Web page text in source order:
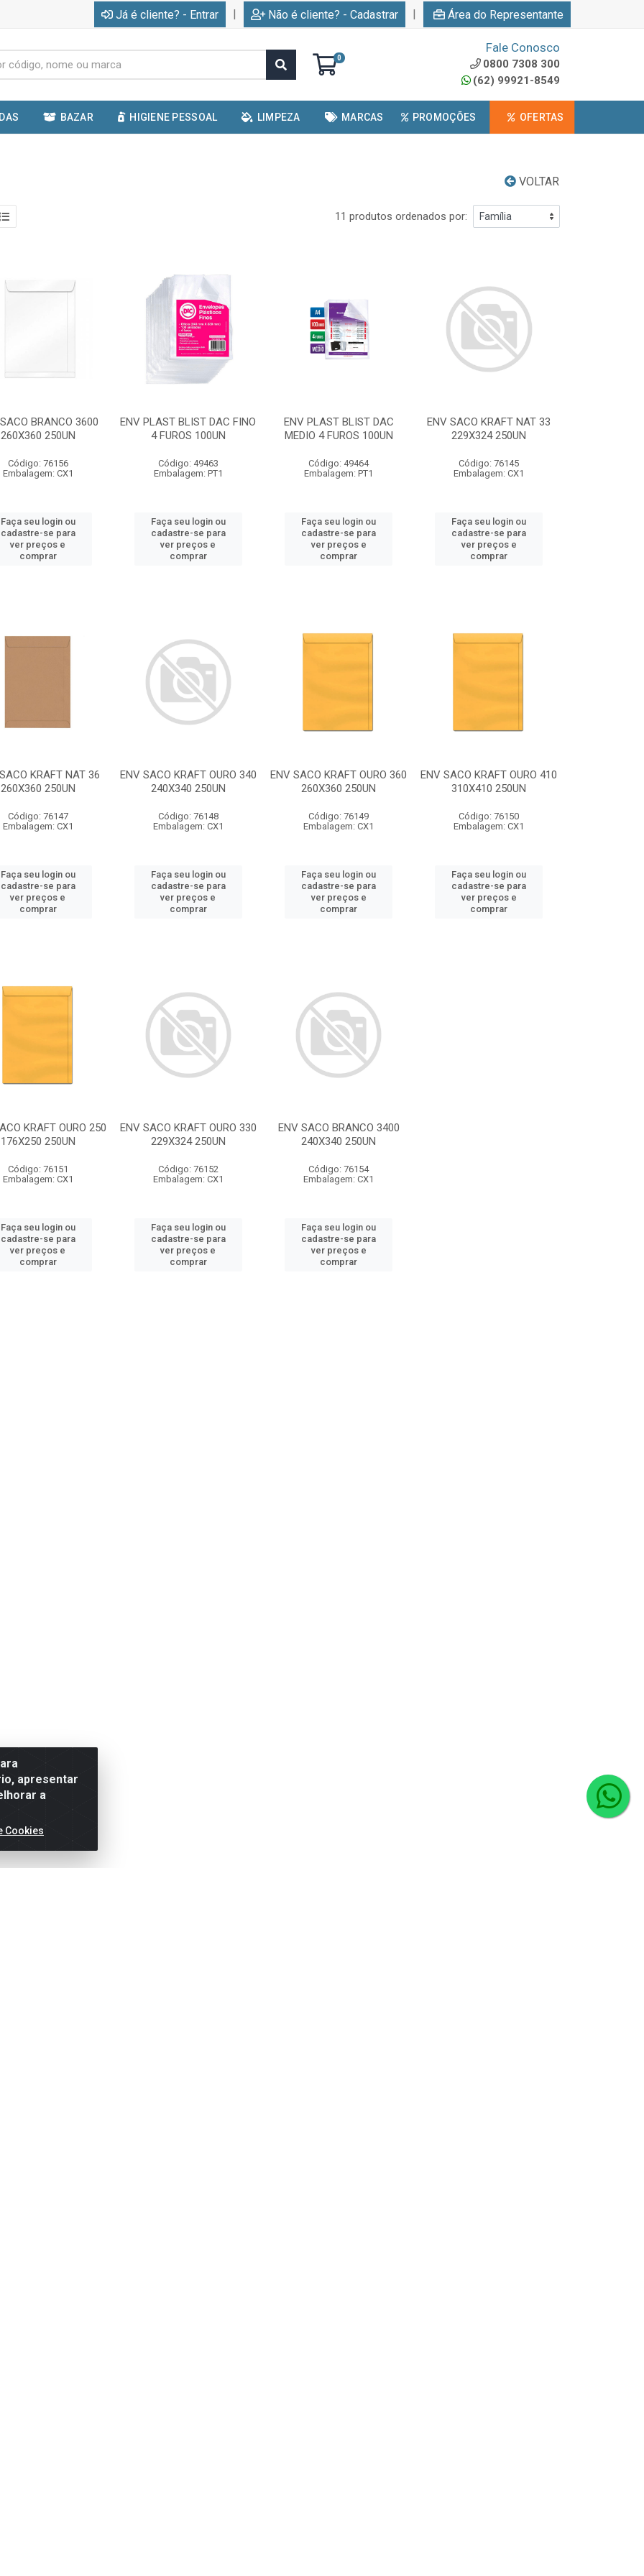
Já é cliente? - Entrar | Não é cliente? - Cadastrar | Área do Representante
0
Fale Conosco
0800 7308 300
(62) 99921-8549
BAZAR HIGIENE PESSOAL LIMPEZA MARCAS PROMOÇÕES OFERTAS
VOLTAR
11 produtos ordenados por:
BRANCO 3600
260X360 250UN
Código: 76156
Embalagem: CX1
Faça seu login ou
cadastre-se para
ver preços e
comprar
ENV PLAST BLIST DAC FINO
4 FUROS 100UN
Código: 49463
Embalagem: PT1
Faça seu login ou
cadastre-se para
ver preços e
comprar
ENV PLAST BLIST DAC
MEDIO 4 FUROS 100UN
Código: 49464
Embalagem: PT1
Faça seu login ou
cadastre-se para
ver preços e
comprar
ENV SACO KRAFT NAT 33
229X324 250UN
Código: 76145
Embalagem: CX1
Faça seu login ou
cadastre-se para
ver preços e
comprar
KRAFT NAT 36
260X360 250UN
Código: 76147
Embalagem: CX1
Faça seu login ou
cadastre-se para
ver preços e
comprar
ENV SACO KRAFT OURO 340
240X340 250UN
Código: 76148
Embalagem: CX1
Faça seu login ou
cadastre-se para
ver preços e
comprar
ENV SACO KRAFT OURO 360
260X360 250UN
Código: 76149
Embalagem: CX1
Faça seu login ou
cadastre-se para
ver preços e
comprar
ENV SACO KRAFT OURO 410
310X410 250UN
Código: 76150
Embalagem: CX1
Faça seu login ou
cadastre-se para
ver preços e
comprar
KRAFT OURO 250
176X250 250UN
Código: 76151
Embalagem: CX1
Faça seu login ou
cadastre-se para
ver preços e
comprar
ENV SACO KRAFT OURO 330
229X324 250UN
Código: 76152
Embalagem: CX1
Faça seu login ou
cadastre-se para
ver preços e
comprar
ENV SACO BRANCO 3400
240X340 250UN
Código: 76154
Embalagem: CX1
Faça seu login ou
cadastre-se para
ver preços e
comprar
apresentar
a
Cookies